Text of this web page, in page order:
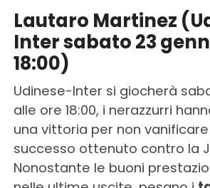
Lautaro Martinez
Inter sabato 23
18:00)
Udinese-Inter si giocherà
alle ore 18:00, i nerazzurri
una vittoria per non
successo ottenuto contro la
Nonostante le buoni